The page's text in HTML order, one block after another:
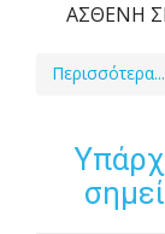
ΑΣΘΕΝΗ
Περισσότερα...